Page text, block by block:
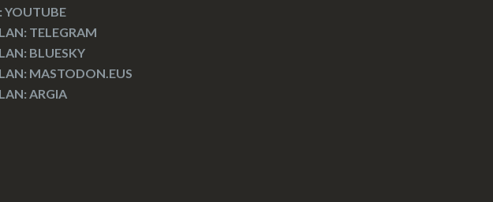
YOUTUBE
TELEGRAM
BLUESKY
MASTODON.EUS
ARGIA